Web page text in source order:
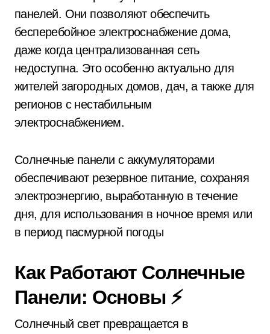
панелей. Они позволяют обеспечить
бесперебойное электроснабжение дома,
даже когда централизованная сеть
недоступна. Это особенно актуально для
жителей загородных домов, дач, а также для
регионов с нестабильным
электроснабжением.
Солнечные панели с аккумуляторами
обеспечивают резервное питание, сохраняя
электроэнергию, выработанную в течение
дня, для использования в ночное время или
в период пасмурной погоды
Как Работают Солнечные
Панели: Основы ⚡
Солнечный свет превращается в